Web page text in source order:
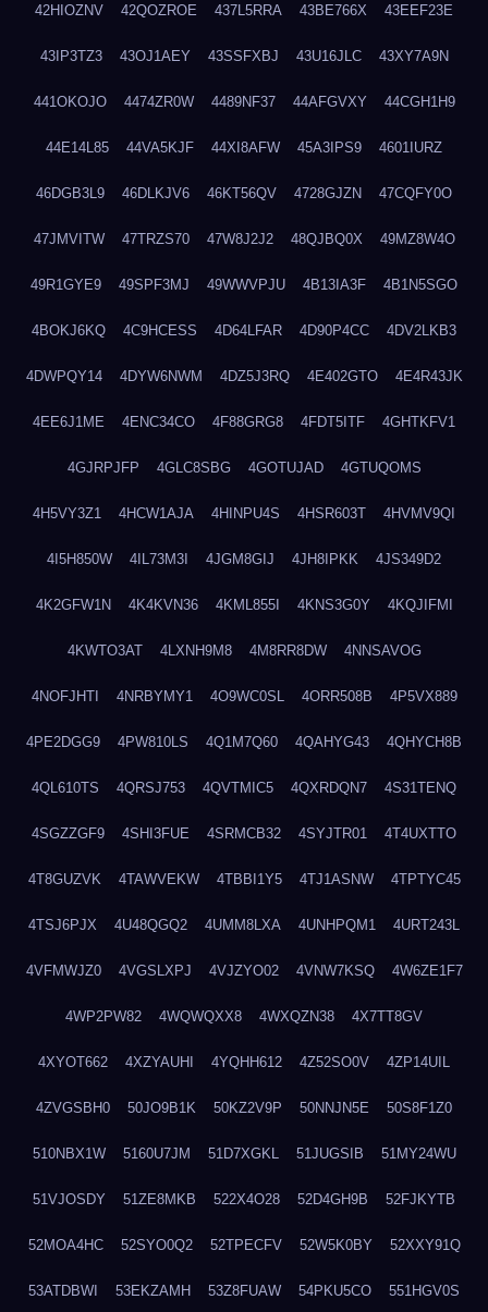
42HIOZNV 42QOZROE 437L5RRA 43BE766X 43EEF23E
43IP3TZ3 43OJ1AEY 43SSFXBJ 43U16JLC 43XY7A9N
441OKOJO 4474ZR0W 4489NF37 44AFGVXY 44CGH1H9
44E14L85 44VA5KJF 44XI8AFW 45A3IPS9 4601IURZ
46DGB3L9 46DLKJV6 46KT56QV 4728GJZN 47CQFY0O
47JMVITW 47TRZS70 47W8J2J2 48QJBQ0X 49MZ8W4O
49R1GYE9 49SPF3MJ 49WWVPJU 4B13IA3F 4B1N5SGO
4BOKJ6KQ 4C9HCESS 4D64LFAR 4D90P4CC 4DV2LKB3
4DWPQY14 4DYW6NWM 4DZ5J3RQ 4E402GTO 4E4R43JK
4EE6J1ME 4ENC34CO 4F88GRG8 4FDT5ITF 4GHTKFV1
4GJRPJFP 4GLC8SBG 4GOTUJAD 4GTUQOMS
4H5VY3Z1 4HCW1AJA 4HINPU4S 4HSR603T 4HVMV9QI
4I5H850W 4IL73M3I 4JGM8GIJ 4JH8IPKK 4JS349D2
4K2GFW1N 4K4KVN36 4KML855I 4KNS3G0Y 4KQJIFMI
4KWTO3AT 4LXNH9M8 4M8RR8DW 4NNSAVOG
4NOFJHTI 4NRBYMY1 4O9WC0SL 4ORR508B 4P5VX889
4PE2DGG9 4PW810LS 4Q1M7Q60 4QAHYG43 4QHYCH8B
4QL610TS 4QRSJ753 4QVTMIC5 4QXRDQN7 4S31TENQ
4SGZZGF9 4SHI3FUE 4SRMCB32 4SYJTR01 4T4UXTTO
4T8GUZVK 4TAWVEKW 4TBBI1Y5 4TJ1ASNW 4TPTYC45
4TSJ6PJX 4U48QGQ2 4UMM8LXA 4UNHPQM1 4URT243L
4VFMWJZ0 4VGSLXPJ 4VJZYO02 4VNW7KSQ 4W6ZE1F7
4WP2PW82 4WQWQXX8 4WXQZN38 4X7TT8GV
4XYOT662 4XZYAUHI 4YQHH612 4Z52SO0V 4ZP14UIL
4ZVGSBH0 50JO9B1K 50KZ2V9P 50NNJN5E 50S8F1Z0
510NBX1W 5160U7JM 51D7XGKL 51JUGSIB 51MY24WU
51VJOSDY 51ZE8MKB 522X4O28 52D4GH9B 52FJKYTB
52MOA4HC 52SYO0Q2 52TPECFV 52W5K0BY 52XXY91Q
53ATDBWI 53EKZAMH 53Z8FUAW 54PKU5CO 551HGV0S